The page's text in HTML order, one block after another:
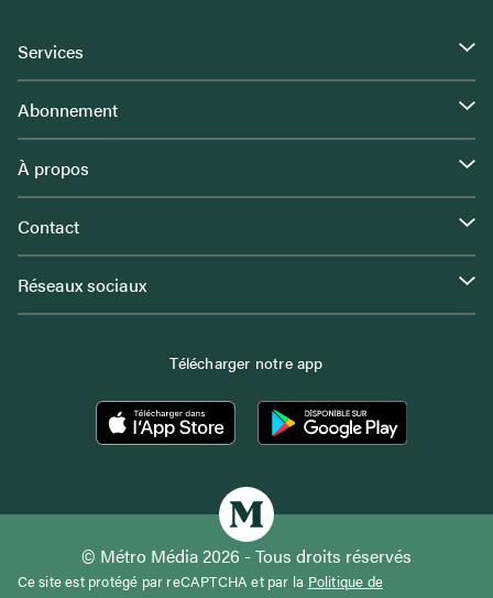
Services
Abonnement
À propos
Contact
Réseaux sociaux
Télécharger notre app
© Métro Média 2026 - Tous droits réservés
Ce site est protégé par reCAPTCHA et par la Politique de